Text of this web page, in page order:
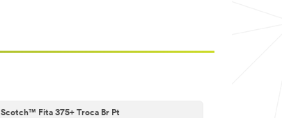
Fita 375+ Troca Br Pt